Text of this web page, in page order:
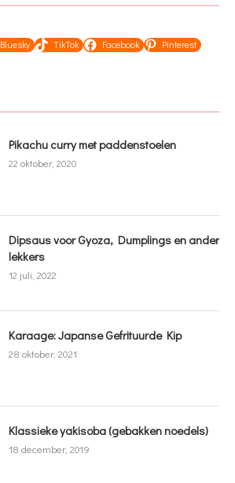
Bluesky TikTok Facebook Pinterest
Pikachu curry met paddenstoelen
22 oktober, 2020
Dipsaus voor Gyoza, Dumplings en ander
lekkers
12 juli, 2022
Karaage: Japanse Gefrituurde Kip
28 oktober, 2021
Klassieke yakisoba (gebakken noedels)
18 december, 2019